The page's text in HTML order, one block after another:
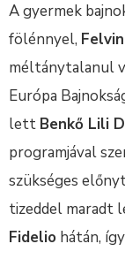
A gyermek
fölénnyel,
méltánytalanul
Európa
lett Benkő Lili
programjával
szükséges
tizeddel maradt
Fidelio hátán,